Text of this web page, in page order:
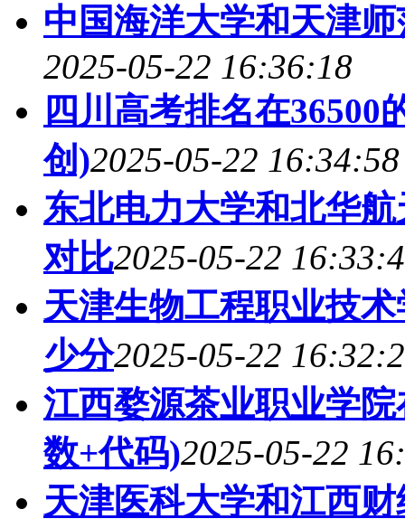
中国海洋大学和天津
2025-05-22 16:36:18
四川高考排名在
创)2025-05-22 16:34:58
东北电力大学和北华
对比2025-05-22
天津生物工程职业技
少分2025-05-22
江西婺源茶业职业学
数+代码)2025-05-22
天津医科大学和江西